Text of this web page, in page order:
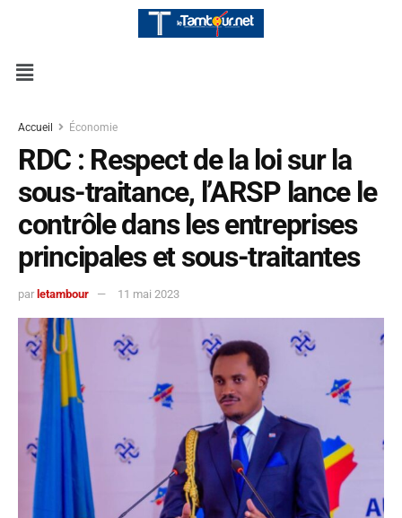
Accueil Économie
RDC : Respect de la loi sur la
sous-traitance, l’ARSP lance le
contrôle dans les entreprises
principales et sous-traitantes
par letambour 11 mai 2023